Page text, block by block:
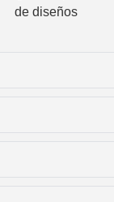
de diseños